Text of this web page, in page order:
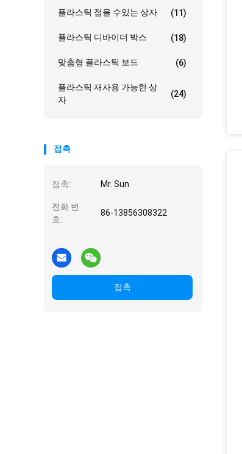
플라스틱 접을 수있는 상자 (11)
플라스틱 디바이더 박스 (18)
맞춤형 플라스틱 보드 (6)
플라스틱 재사용 가능한 상
자
(24)
접촉
접촉: Mr. Sun
전화 번
호:
86-13856308322
접촉